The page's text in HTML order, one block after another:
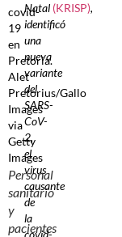
Personal
sanitario
y
pacientes
Natal (KRISP),
identificó
una
nueva
variante
del
SARS-
CoV-
2,
el
virus
causante
de
la